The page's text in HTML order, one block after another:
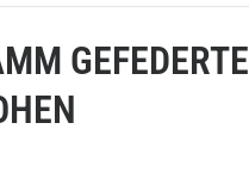
GEFEDERTE